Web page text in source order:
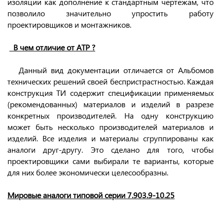
позволило значительно упростить работу
проектировщиков и монтажников.
В чем отличие от АТР ?
Данный вид документации отличается от Альбомов
технических решений своей беспристрастностью. Каждая
конструкция ТИ содержит спецификации применяемых
(рекомендованных) материалов и изделий в разрезе
конкретных производителей. На одну конструкцию
может быть несколько производителей материалов и
изделий. Все изделия и материалы сгруппированы как
аналоги друг-другу. Это сделано для того, чтобы
проектировщики сами выбирали те варианты, которые
для них более экономически целесообразны.
Мировые аналоги типовой серии 7.903.9-10.25